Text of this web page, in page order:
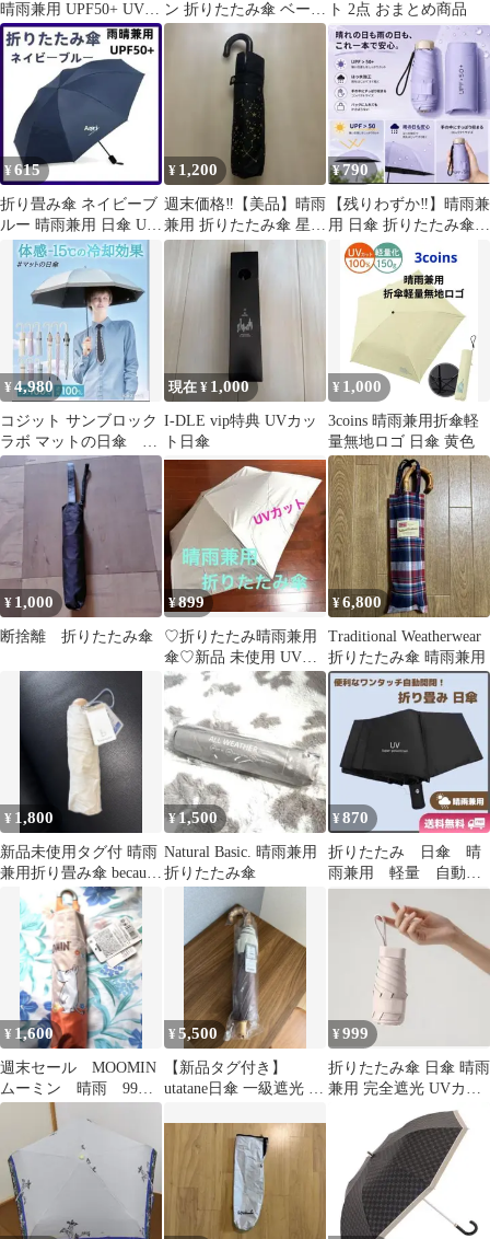
晴雨兼用 UPF50+ UVカ
ット コンパクトベージ
ュ
ン 折りたたみ傘 ベージ
ュ 未使用 小物
ト 2点 おまとめ商品
¥615
折り畳み傘 ネイビーブ
ルー 晴雨兼用 日傘 UV
カット 軽量 紫外線 8本
骨組み
¥ 1,200
週末価格‼️【美品】晴雨
兼用 折りたたみ傘 星座
柄
¥790
【残りわずか‼︎】晴雨兼
用 日傘 折りたたみ傘
UVカット 遮光 軽量 コ
ンパクト
¥4,980
コジット サンブロック
ラボ マットの日傘 晴
雨兼用 2段2way ブル
現在 ¥ 1,000
I-DLE vip特典 UVカッ
ト日傘
¥ 1,000
3coins 晴雨兼用折傘軽
量無地ロゴ 日傘 黄色
¥ 1,000
断捨離 折りたたみ傘
¥899
♡折りたたみ晴雨兼用
傘♡新品 未使用 UVカ
ット
¥6,800
Traditional Weatherwear
折りたたみ傘 晴雨兼用
¥ 1,800
新品未使用タグ付 晴雨
兼用折り畳み傘 because
オフホワイト
¥1,500
Natural Basic. 晴雨兼用
折りたたみ傘
¥870
折りたたみ 日傘 晴
雨兼用 軽量 自動開
閉 UVカット 遮光
100％ 紫外線 黒
¥ 1,600
週末セール MOOMIN
ムーミン 晴雨 99%
カットカラビナ折りた
¥5,500
【新品タグ付き】
utatane日傘 一級遮光 晴
¥999
折りたたみ傘 日傘 晴雨
兼用 完全遮光 UVカッ
ト 軽量 コンパクト ベ